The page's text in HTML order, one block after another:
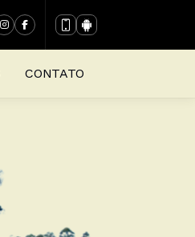
CONTATO